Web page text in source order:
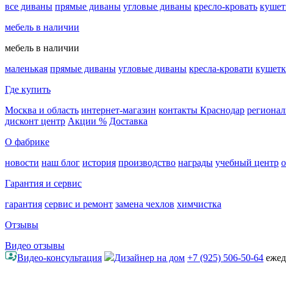
все диваны прямые диваны угловые диваны кресло-кровать
мебель в наличии
мебель в наличии
маленькая прямые диваны угловые диваны кресла-кровати
Где купить
Москва и область интернет-магазин контакты Краснодар
дисконт центр Акции % Доставка
О фабрике
новости наш блог история производство награды учебный центр
Гарантия и сервис
гарантия сервис и ремонт замена чехлов химчистка
Отзывы
Видео отзывы
Видео-консультация
Дизайнер на дом +7 (925) 506-50-64